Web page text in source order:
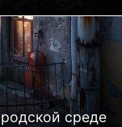
среде